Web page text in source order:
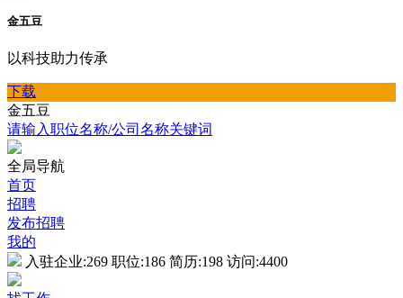
金五豆
以科技助力传承
下载
金五豆
请输入职位名称/公司名称关键词
全局导航
首页
招聘
发布招聘
我的
入驻企业:269 职位:186 简历:198 访问:4400